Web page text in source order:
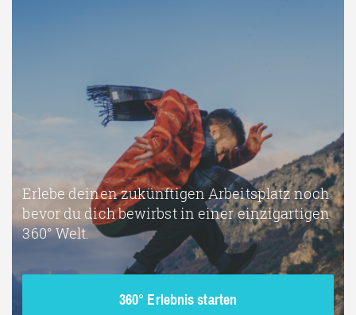
Erlebe deinen zukünftigen Arbeitsplatz noch
bevor du dich bewirbst in einer einzigartigen
360° Welt.
360° Erlebnis starten